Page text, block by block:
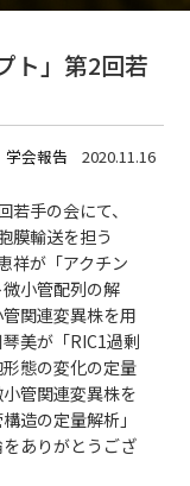
News
Access
ト」第2回若
学会報告 2020.11.16
若手の会にて、
膜輸送を担う
祥が「アクチン
小管配列の解
関連変異株を用
美が「RIC1過剰
態の変化の定量
管関連変異株を
造の定量解析」
ありがとうござ